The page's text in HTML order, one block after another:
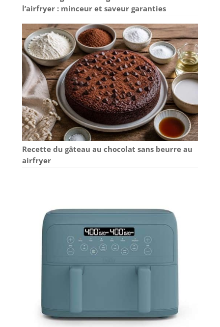
l’airfryer : minceur et saveur garanties
Recette du gâteau au chocolat sans beurre au
airfryer